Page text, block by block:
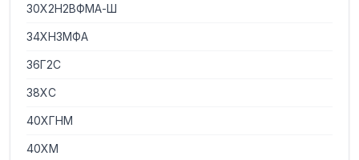
30Х2Н2ВФМА-Ш
34ХН3МФА
36Г2С
38ХС
40ХГНМ
40ХМ